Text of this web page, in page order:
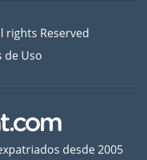
rights Reserved
de Uso
desde 2005